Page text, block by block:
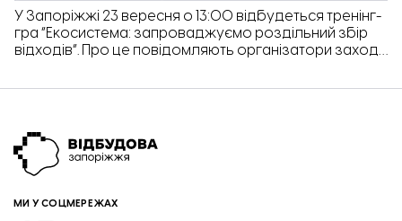
У Запоріжжі 23 вересня о 13:00 відбудеться тренінг-
гра “Екосистема: запроваджуємо роздільний збір
відходів“. Про це повідомляють організатори заходу
компанія “Гранік”. “Завдяки грі ви зможете
процесі та як їх подолати. Це буде маленьким
кроком до впровадження роздільного […]
МИ У СОЦМЕРЕЖАХ